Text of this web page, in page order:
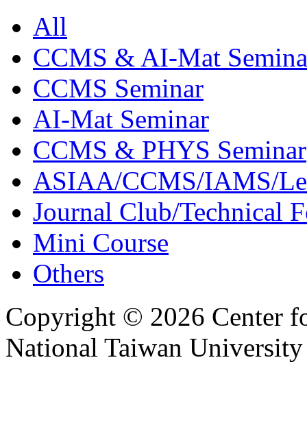
All
CCMS & AI-Mat
CCMS Seminar
AI-Mat Seminar
CCMS & PHYS Seminar
ASIAA/CCMS/IAMS/
Journal Club/Technical
Mini Course
Others
Copyright © 2026 Center
National Taiwan University